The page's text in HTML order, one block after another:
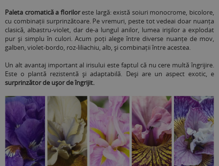
Paleta cromatică a floriloreste largă: există soiuri monocrome, bicolore,
cu combinații surprinzătoare. Pe vremuri, peste tot vedeai doar nuanța
clasică, albastru-violet, dar de-a lungul anilor, lumea irișilor a explodat
pur și simplu în culori. Acum poți alege între diverse nuanțe de mov,
galben, violet-bordo, roz-liliachiu, alb, și combinații între acestea.
Un alt avantaj important al irisului este faptul că nu cere multă îngrijire.
Este o plantă rezistentă și adaptabilă. Deși are un aspect exotic, e
surprinzător de ușor de îngrijit.